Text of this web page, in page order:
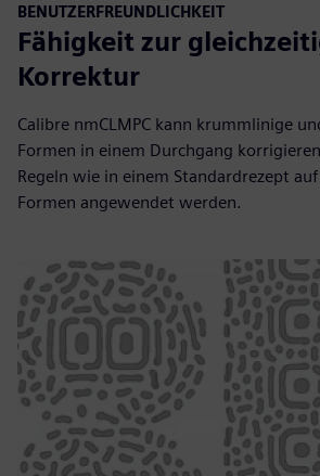
BENUTZERFREUNDLICHKEIT
Fähigkeit zur
Korrektur
Calibre nmCLMPC kann krummlinige
Formen in einem Durchgang
Regeln wie in einem Standardrezept
Formen angewendet werden.